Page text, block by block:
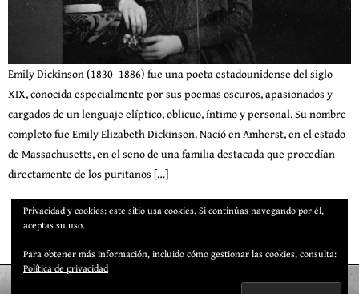
Emily Dickinson (1830–1886) fue una poeta estadounidense del siglo
XIX, conocida especialmente por sus poemas oscuros, apasionados y
cargados de un lenguaje elíptico, oblicuo, íntimo y personal. Su nombre
completo fue Emily Elizabeth Dickinson. Nació en Amherst, en el estado
de Massachusetts, en el seno de una familia destacada que procedían
directamente de los puritanos […]
Privacidad y cookies: este sitio usa cookies. Si continúas navegando por él,
aceptas su uso.
Para obtener más información, incluido cómo gestionar las cookies, consulta:
Política de privacidad